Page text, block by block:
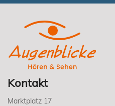
Kontakt
Marktplatz 17